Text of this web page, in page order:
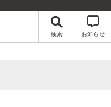
検索 お知らせ